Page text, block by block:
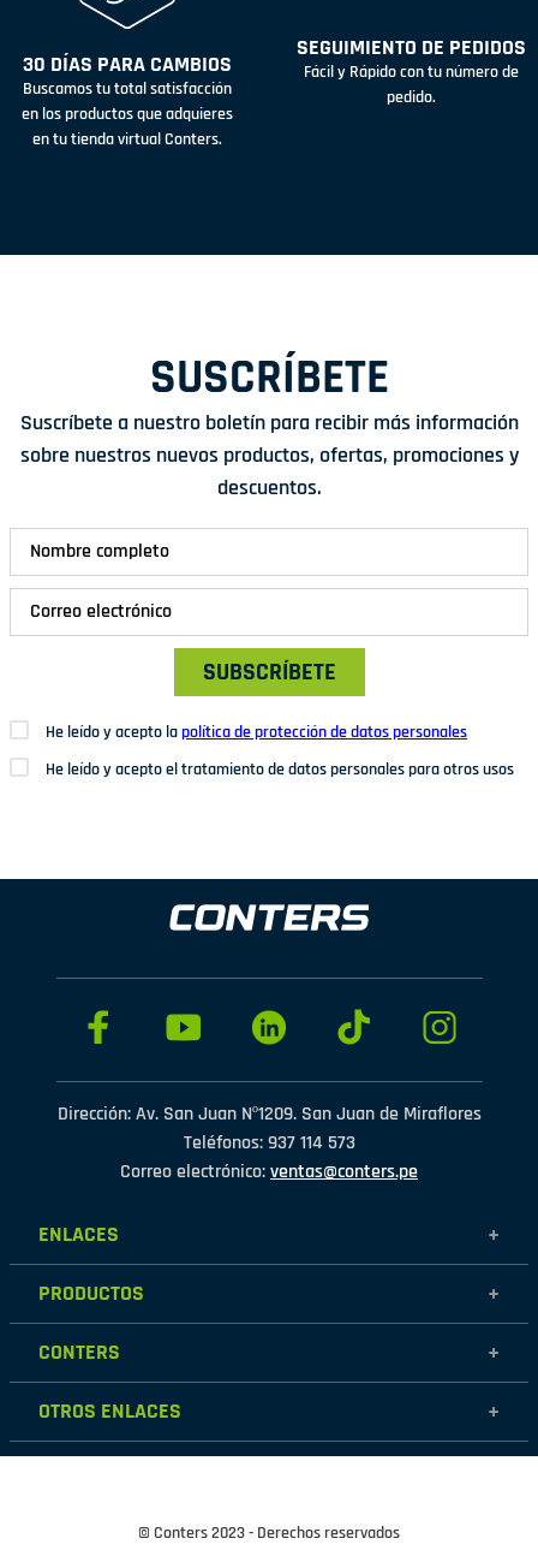
30 DÍAS PARA CAMBIOS
Buscamos tu total satisfacción
en los productos que adquieres
en tu tienda virtual Conters.
SEGUIMIENTO DE PEDIDOS
Fácil y Rápido con tu número de
pedido.
SUSCRÍBETE
Suscríbete a nuestro boletín para recibir más información
sobre nuestros nuevos productos, ofertas, promociones y
descuentos.
SUBSCRÍBETE
He leído y acepto lapolítica de protección de datos personales
He leído y acepto el tratamiento de datos personales para otros usos
Dirección: Av. San Juan Nº1209. San Juan de Miraflores
Teléfonos: 937 114 573
Correo electrónico:ventas@conters.pe
ENLACES +
Mujer
Hombre
PRODUCTOS +
Calzados
Zapatillas
CONTERS +
Nosotros
Contáctanos
Tiendas
OTROS ENLACES +
Políticas de garantía
Cambios y devoluciones
© Conters 2023 - Derechos reservados